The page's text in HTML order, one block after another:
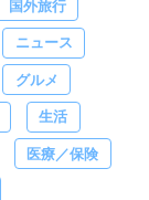
国外旅行
ニュース
グルメ
生活
医療／保険